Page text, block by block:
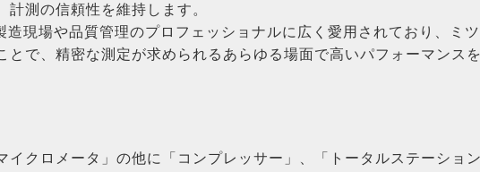
測の信頼性を維持します。
現場や品質管理のプロフェッショナルに広く愛用されており、ミ
で、精密な測定が求められるあらゆる場面で高いパフォーマンス
イクロメータ」の他に「コンプレッサー」、「トータルステーショ